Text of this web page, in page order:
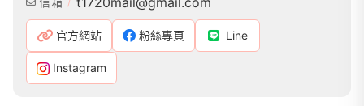
官方網站 粉絲專頁 Line
Instagram